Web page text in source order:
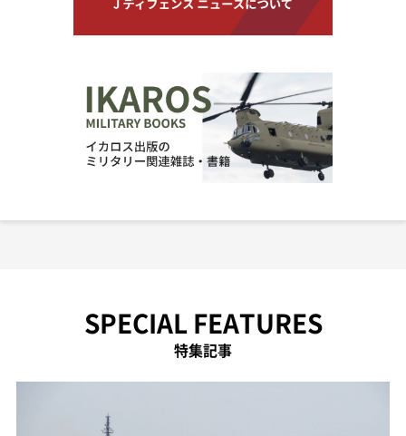
SPECIAL FEATURES
特集記事